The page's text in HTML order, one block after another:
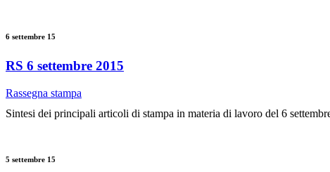
6 settembre 15
RS 6 settembre 2015
Rassegna stampa
Sintesi dei principali articoli di stampa in materia di lavoro del 6
5 settembre 15